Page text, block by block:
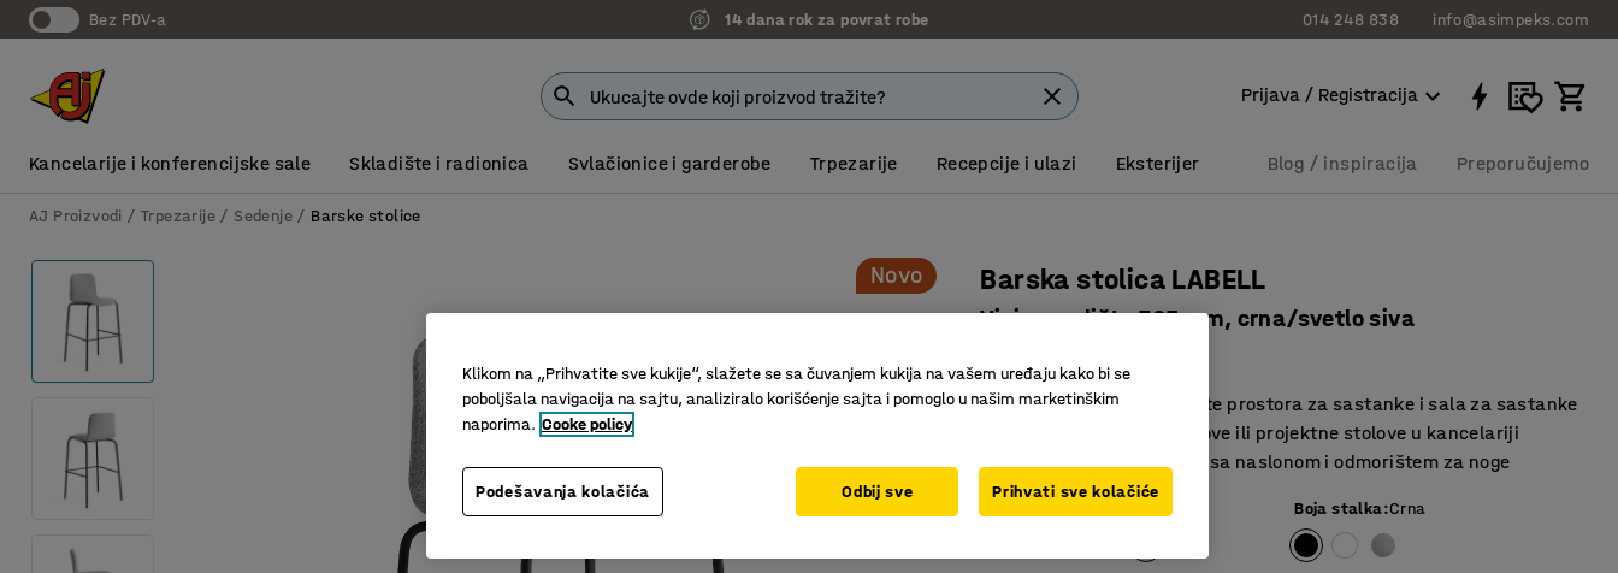
bez PDV-a 14 dana rok za povrat robe 014 248 838 info@asimpeks.com
Prijava / Registracija
Kancelarije i konferencijske sale Skladište i radionica Svlačionice i garderobe Trpezarije Recepcije i ulazi Eksterijer Blog / inspiracija Preporučujemo
AJ Proizvodi Trpezarije Sedenje Barske stolice
Novo Barska stolica LABELL
Visina sedišta 765 mm, crna/svetlo siva
Pogodno za različite vrste prostora za sastanke i sala za sastanke
Savršeno za visoke stolove ili projektne stolove u kancelariji
Udoban položaj sedenja sa naslonom i odmorištem za noge
Boja stalka:Crna
Klikom na „Prihvatite sve kukije“, slažete se sa čuvanjem kukija na vašem uređaju kako bi se
poboljšala navigacija na sajtu, analiziralo korišćenje sajta i pomoglo u našim marketinškim
naporima. Cooke policy
Podešavanja kolačića Odbij sve Prihvati sve kolačiće